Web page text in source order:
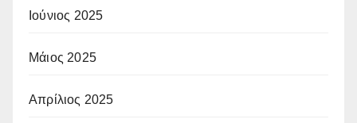
Ιούνιος 2025
Μάιος 2025
Απρίλιος 2025